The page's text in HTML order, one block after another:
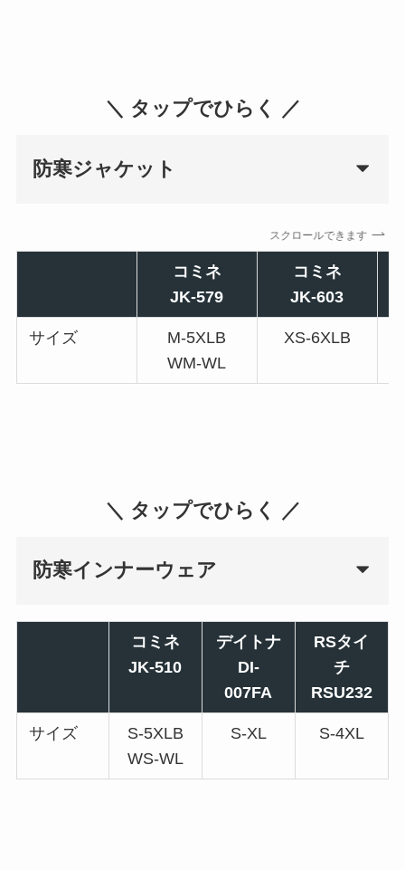
＼ タップでひらく ／
防寒ジャケット
スクロールできます
コミネ
JK-579
コミネ
JK-603
サイズ
M-5XLB
WM-WL
XS-6XLB
＼ タップでひらく ／
防寒インナーウェア
コミネ
JK-510
デイトナ
DI-
007FA
RSタイ
チ
RSU232
サイズ
S-5XLB
WS-WL
S-XL S-4XL